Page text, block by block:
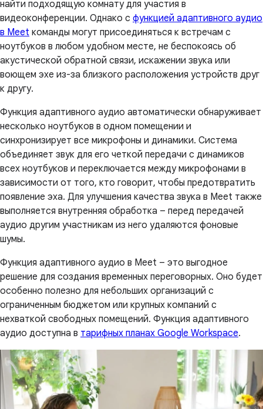
найти подходящую комнату для участия в
видеоконференции. Однако с функцией адаптивного аудио
в Meet команды могут присоединяться к встречам с
ноутбуков в любом удобном месте, не беспокоясь об
акустической обратной связи, искажении звука или
воющем эхе из-за близкого расположения устройств друг
к другу.
Функция адаптивного аудио автоматически обнаруживает
несколько ноутбуков в одном помещении и
синхронизирует все микрофоны и динамики. Система
объединяет звук для его четкой передачи с динамиков
всех ноутбуков и переключается между микрофонами в
зависимости от того, кто говорит, чтобы предотвратить
появление эха. Для улучшения качества звука в Meet также
выполняется внутренняя обработка – перед передачей
аудио другим участникам из него удаляются фоновые
шумы.
Функция адаптивного аудио в Meet – это выгодное
решение для создания временных переговорных. Оно будет
особенно полезно для небольших организаций с
ограниченным бюджетом или крупных компаний с
нехваткой свободных помещений. Функция адаптивного
аудио доступна в тарифных планах Google Workspace.